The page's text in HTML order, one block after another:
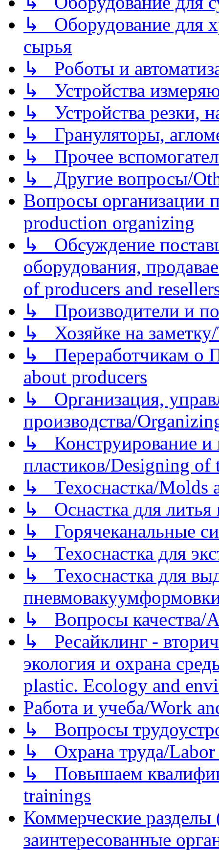
↳ Оборудование для
сырья
↳ Роботы и
↳ Устройства
↳ Устройства резки,
↳ Грануляторы,
↳ Прочее
↳ Другие вопросы/
Вопросы организации
production organizing
↳ Обсуждение
оборудования,
of producers and
↳ Производители и
↳ Хозяйке на
↳ Переработчикам о
about producers
↳ Организация,
производства/
↳ Конструирование и
пластиков/Designing of
↳ Техоснастка/Molds
↳ Оснастка для литья
↳ Горячеканальные
↳ Техоснастка для
↳ Техоснастка для
↳ Вопросы качества/
↳ Ресайклинг -
экология и охрана
plastic. Ecology and
Работа и учеба/Work
↳ Вопросы
↳ Охрана труда/Labor
↳ Повышаем
trainings
Коммерческие
заинтересованные